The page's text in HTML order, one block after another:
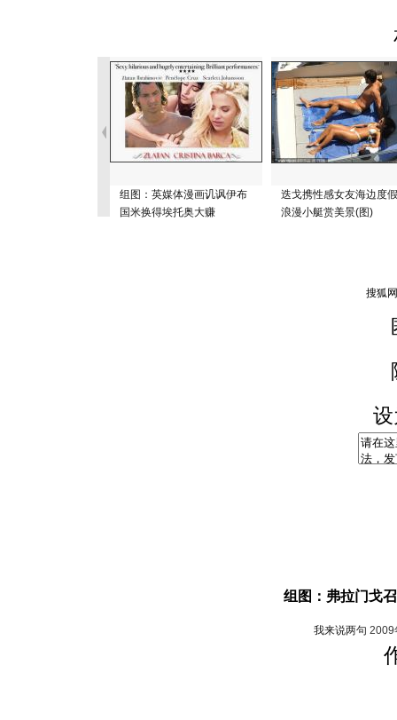
组图：英媒体漫画讥讽伊布
国米换得埃托奥大赚
迭戈携性感女友海边度
浪漫小艇赏美景(图)
组图：弗拉门戈
我来说两句 2009